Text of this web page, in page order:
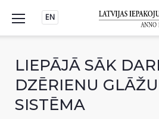
content
EN
LIEPĀJĀ SĀK
DZĒRIENU
SISTĒMA